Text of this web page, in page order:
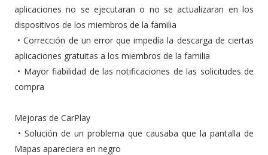
aplicaciones no se ejecutaran o no se actualizaran en los
dispositivos de los miembros de la familia
• Corrección de un error que impedía la descarga de ciertas
aplicaciones gratuitas a los miembros de la familia
• Mayor fiabilidad de las notificaciones de las solicitudes de
compra
Mejoras de CarPlay
• Solución de un problema que causaba que la pantalla de
Mapas apareciera en negro